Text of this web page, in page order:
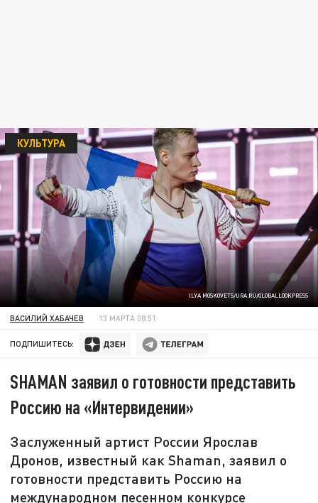
ILYA MOSKOVETS/URA.RU/GLOBALLOOKPRESS
КУЛЬТУРА
ВАСИЛИЙ ХАБАЧЕВ 13 МАРТА 08:51
ПОДПИШИТЕСЬ:
SHAMAN заявил о готовности представить
Россию на «Интервидении»
Заслуженный артист России Ярослав
Дронов, известный как Shaman, заявил о
готовности представить Россию на
международном песенном конкурсе